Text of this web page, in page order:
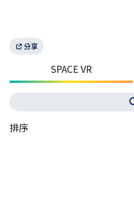
分享
SPACE VR
排序